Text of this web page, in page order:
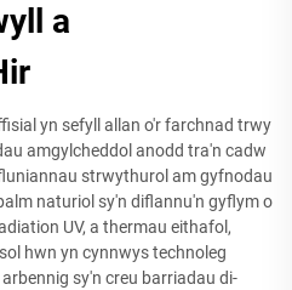
a
yn sefyll allan o'r farchnad trwy
amgylcheddol anodd tra'n cadw
strwythurol am gyfnodau
naturiol sy'n diflannu'n gyflym o
UV, a thermau eithafol,
hwn yn cynnwys technoleg
sy'n creu barriadau di-